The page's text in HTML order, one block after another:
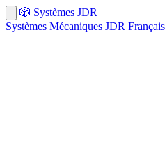
🎲 Systèmes JDR
Systèmes Mécaniques JDR Français